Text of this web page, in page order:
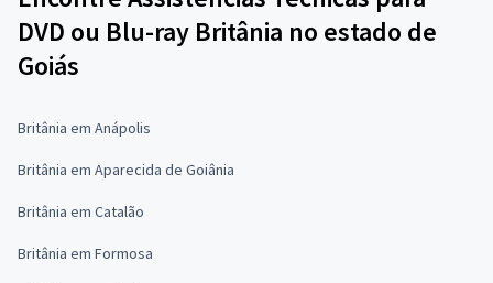
DVD ou Blu-ray Britânia no estado de
Goiás
Britânia em Anápolis
Britânia em Aparecida de Goiânia
Britânia em Catalão
Britânia em Formosa